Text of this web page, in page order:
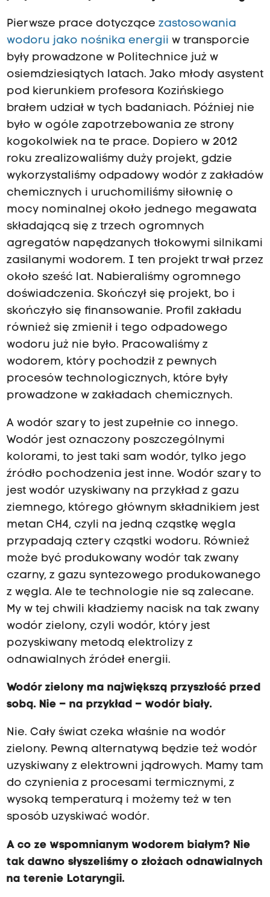
Pierwsze prace dotyczące zastosowania
wodoru jako nośnika energii w transporcie
były prowadzone w Politechnice już w
osiemdziesiątych latach. Jako młody asystent
pod kierunkiem profesora Kozińskiego
brałem udział w tych badaniach. Później nie
było w ogóle zapotrzebowania ze strony
kogokolwiek na te prace. Dopiero w 2012
roku zrealizowaliśmy duży projekt, gdzie
wykorzystaliśmy odpadowy wodór z zakładów
chemicznych i uruchomiliśmy siłownię o
mocy nominalnej około jednego megawata
składającą się z trzech ogromnych
agregatów napędzanych tłokowymi silnikami
zasilanymi wodorem. I ten projekt trwał przez
około sześć lat. Nabieraliśmy ogromnego
doświadczenia. Skończył się projekt, bo i
skończyło się finansowanie. Profil zakładu
również się zmienił i tego odpadowego
wodoru już nie było. Pracowaliśmy z
wodorem, który pochodził z pewnych
procesów technologicznych, które były
prowadzone w zakładach chemicznych.
A wodór szary to jest zupełnie co innego.
Wodór jest oznaczony poszczególnymi
kolorami, to jest taki sam wodór, tylko jego
źródło pochodzenia jest inne. Wodór szary to
jest wodór uzyskiwany na przykład z gazu
ziemnego, którego głównym składnikiem jest
metan CH4, czyli na jedną cząstkę węgla
przypadają cztery cząstki wodoru. Również
może być produkowany wodór tak zwany
czarny, z gazu syntezowego produkowanego
z węgla. Ale te technologie nie są zalecane.
My w tej chwili kładziemy nacisk na tak zwany
wodór zielony, czyli wodór, który jest
pozyskiwany metodą elektrolizy z
odnawialnych źródeł energii.
Wodór zielony ma największą przyszłość przed
sobą. Nie – na przykład – wodór biały.
Nie. Cały świat czeka właśnie na wodór
zielony. Pewną alternatywą będzie też wodór
uzyskiwany z elektrowni jądrowych. Mamy tam
do czynienia z procesami termicznymi, z
wysoką temperaturą i możemy też w ten
sposób uzyskiwać wodór.
A co ze wspomnianym wodorem białym? Nie
tak dawno słyszeliśmy o złożach odnawialnych
na terenie Lotaryngii.